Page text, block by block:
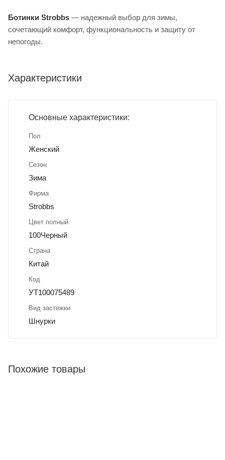
Ботинки Strobbs — надежный выбор для зимы,
сочетающий комфорт, функциональность и защиту от
непогоды.
Характеристики
Основные характеристики:
Пол
Женский
Сезон
Зима
Фирма
Strobbs
Цвет полный
100Черный
Страна
Китай
Код
УТ100075489
Вид застежки
Шнурки
Похожие товары